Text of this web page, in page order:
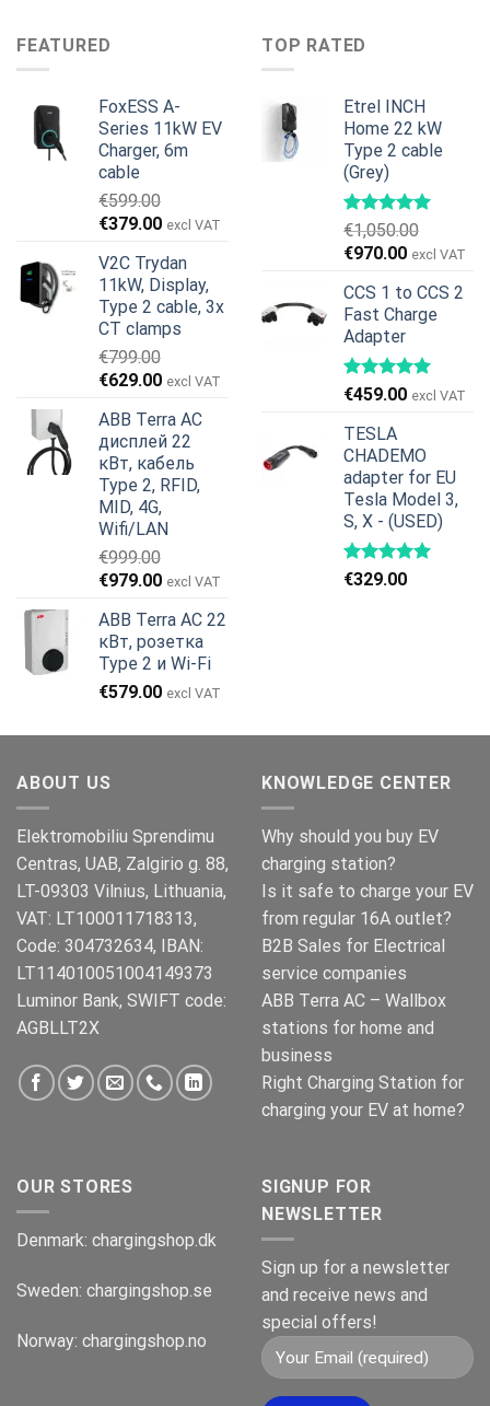
составляла
€899.00.
€599.00.
FEATURED
FoxESS A-
Series 11kW EV
Charger, 6m
cable
€599.00
Первоначальная
составляла
€599.00.
€379.00Текущая
€379.00.
excl VAT
V2C Trydan
11kW, Display,
Type 2 cable, 3x
CT clamps
€799.00
Первоначальная
составляла
€799.00.
€629.00Текущая
€629.00.
excl VAT
ABB Terra AC
дисплей 22
кВт, кабель
Type 2, RFID,
MID, 4G,
Wifi/LAN
€999.00
Первоначальная
составляла
€999.00.
€979.00Текущая
€979.00.
excl VAT
ABB Terra AC 22
кВт, розетка
Type 2 и Wi-Fi
€579.00 excl VAT
TOP RATED
Etrel INCH
Home 22 kW
Type 2 cable
(Grey)
€1,050.00
Первоначальная
составляла
€1,050.00.
€970.00Текущая
€970.00.
excl VAT
CCS 1 to CCS 2
Fast Charge
Adapter
€459.00 excl VAT
TESLA
CHADEMO
adapter for EU
Tesla Model 3,
S, X - (USED)
€329.00
ABOUT US
Elektromobiliu Sprendimu
Centras, UAB, Zalgirio g. 88,
LT-09303 Vilnius, Lithuania,
VAT: LT100011718313,
Code: 304732634, IBAN:
LT114010051004149373
Luminor Bank, SWIFT code:
AGBLLT2X
KNOWLEDGE CENTER
Why should you buy EV
charging station?
Is it safe to charge your EV
from regular 16A outlet?
B2B Sales for Electrical
service companies
ABB Terra AC – Wallbox
stations for home and
business
Right Charging Station for
charging your EV at home?
OUR STORES
Denmark: chargingshop.dk
Sweden: chargingshop.se
Norway: chargingshop.no
SIGNUP FOR
NEWSLETTER
Sign up for a newsletter
and receive news and
special offers!